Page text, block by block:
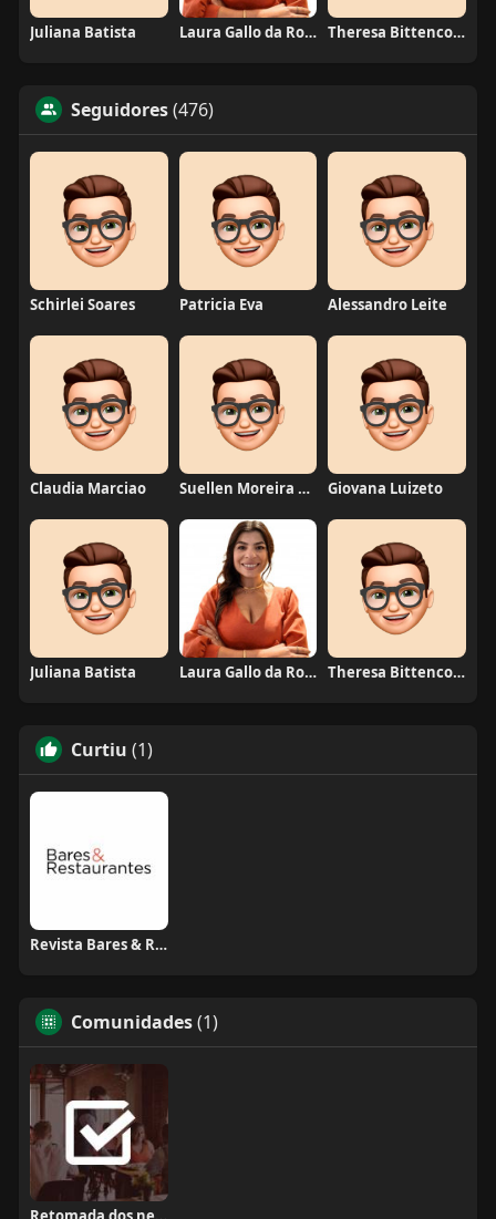
Juliana Batista Laura Gallo da Rosa Theresa Bittencourt
Seguidores(476)
Schirlei Soares Patricia Eva Alessandro Leite
Claudia Marciao Suellen Moreira Parente de Oliveira Giovana Luizeto
Juliana Batista Laura Gallo da Rosa Theresa Bittencourt
Curtiu (1)
Revista Bares & Restaurantes
Comunidades(1)